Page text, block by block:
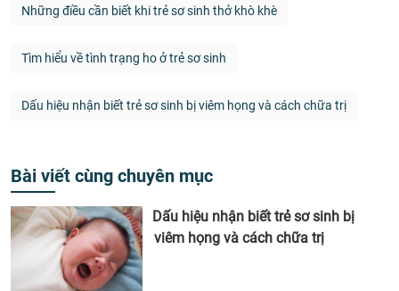
Những điều cần biết khi trẻ sơ sinh thở khò khè
Tìm hiểu về tình trạng ho ở trẻ sơ sinh
Dấu hiệu nhận biết trẻ sơ sinh bị viêm họng và cách chữa trị
Bài viết cùng chuyên mục
Dấu hiệu nhận biết trẻ sơ sinh bị
viêm họng và cách chữa trị